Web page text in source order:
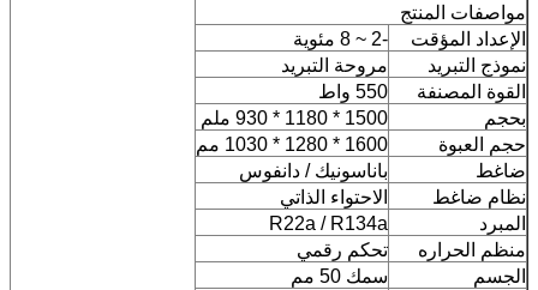
مواصفات المنتج
الإعداد المؤقت
-2 ~ 8 مئوية
نموذج التبريد
مروحة التبريد
القوة المصنفة
550 واط
بحجم
1500 * 1180 * 930 ملم
حجم العبوة
1600 * 1280 * 1030 مم
ضاغط
باناسونيك / دانفوس
نظام ضاغط
الاحتواء الذاتي
المبرد
R22a / R134a
منظم الحراره
تحكم رقمي
الجسم
سمك 50 مم